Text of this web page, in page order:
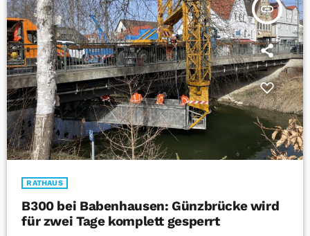
insert_link
RATHAUS
B300 bei Babenhausen: Günzbrücke wird
für zwei Tage komplett gesperrt